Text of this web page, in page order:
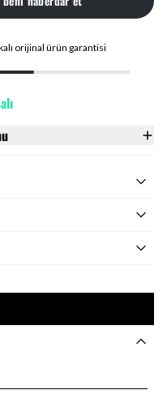
orijinal ürün garantisi